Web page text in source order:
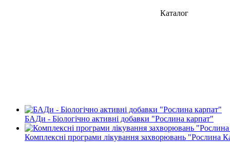
Каталог
БАДи - Біологічно активні добавки "Рослина карпат"
Комплексні програми лікування захворювань "Рослина